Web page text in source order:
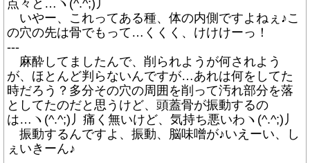
点々と…ヽ(^.^;)丿
いやー、これってある種、体の内側ですよねぇ♪こ
の穴の先は骨でもって…くくく、けけけーっ！
---
麻酔してましたんで、削られようが何されよう
が、ほとんど判らないんですが…あれは何をしてた
時だろう？多分その穴の周囲を削って汚れ部分を落
としてたのだと思うけど、頭蓋骨が振動するの
は…ヽ(^.^;)丿痛く無いけど、気持ち悪いわヽ(^.^;)丿
振動するんですよ、振動、脳味噌が♪いえーい、し
ぇいきーん♪